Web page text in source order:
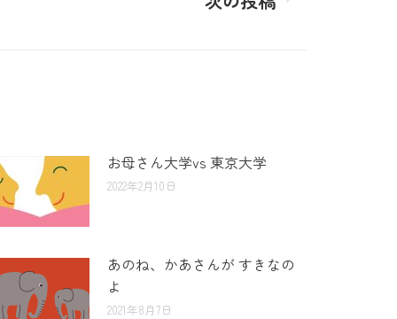
お母さん大学vs 東京大学
2022年2月10日
あのね、かあさんが すきなの
よ
2021年8月7日